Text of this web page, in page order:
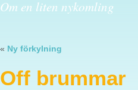
Om en liten nykomling
« Ny förkylning
Off brummar